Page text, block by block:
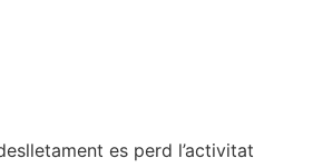
es perd l’activitat